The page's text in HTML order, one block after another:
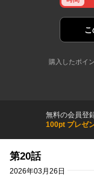
購入したポイ
無料の会員登
100pt プレゼ
第20話
2026年03月26日